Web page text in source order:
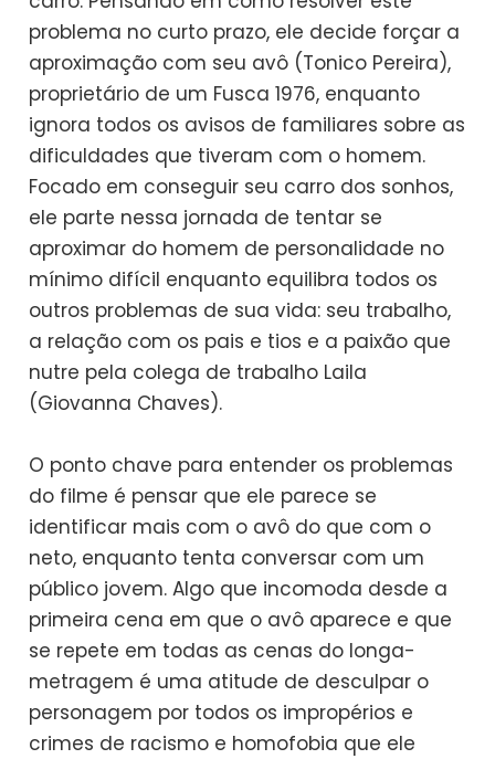
problema no curto prazo, ele decide forçar a
aproximação com seu avô (Tonico Pereira),
proprietário de um Fusca 1976, enquanto
ignora todos os avisos de familiares sobre as
dificuldades que tiveram com o homem.
Focado em conseguir seu carro dos sonhos,
ele parte nessa jornada de tentar se
aproximar do homem de personalidade no
mínimo difícil enquanto equilibra todos os
outros problemas de sua vida: seu trabalho,
a relação com os pais e tios e a paixão que
nutre pela colega de trabalho Laila
(Giovanna Chaves).
O ponto chave para entender os problemas
do filme é pensar que ele parece se
identificar mais com o avô do que com o
neto, enquanto tenta conversar com um
público jovem. Algo que incomoda desde a
primeira cena em que o avô aparece e que
se repete em todas as cenas do longa-
metragem é uma atitude de desculpar o
personagem por todos os impropérios e
crimes de racismo e homofobia que ele